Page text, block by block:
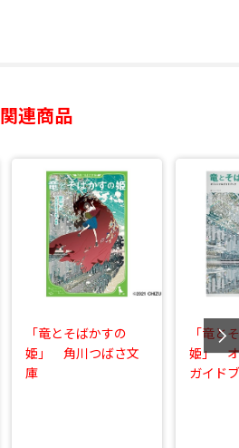
関連商品
「竜とそばかすの
姫」 角川つばさ文
庫
「竜と
姫」 オ
ガイド